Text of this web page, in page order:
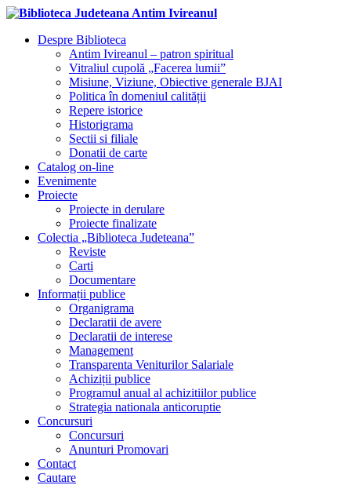
Despre Biblioteca
Antim Ivireanul – patron spiritual
Vitraliul cupolă „Facerea lumii”
Misiune, Viziune, Obiective generale BJAI
Politica în domeniul calității
Repere istorice
Historigrama
Sectii si filiale
Donatii de carte
Catalog on-line
Evenimente
Proiecte
Proiecte in derulare
Proiecte finalizate
Colectia „Biblioteca Judeteana”
Reviste
Carti
Documentare
Informații publice
Organigrama
Declaratii de avere
Declaratii de interese
Management
Transparenta Veniturilor Salariale
Achiziții publice
Programul anual al achizitiilor publice
Strategia nationala anticoruptie
Concursuri
Concursuri
Anunturi Promovari
Contact
Cautare